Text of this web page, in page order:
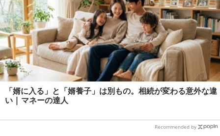
「婿に入る」と「婿養子」は別もの。相続が変わる意外な違
い | マネーの達人
Recommended by